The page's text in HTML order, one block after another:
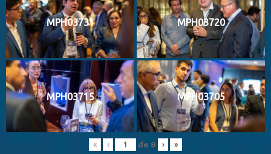
MPH03731 MPH03720
MPH03715 MPH03705
« ‹ de 8 › »